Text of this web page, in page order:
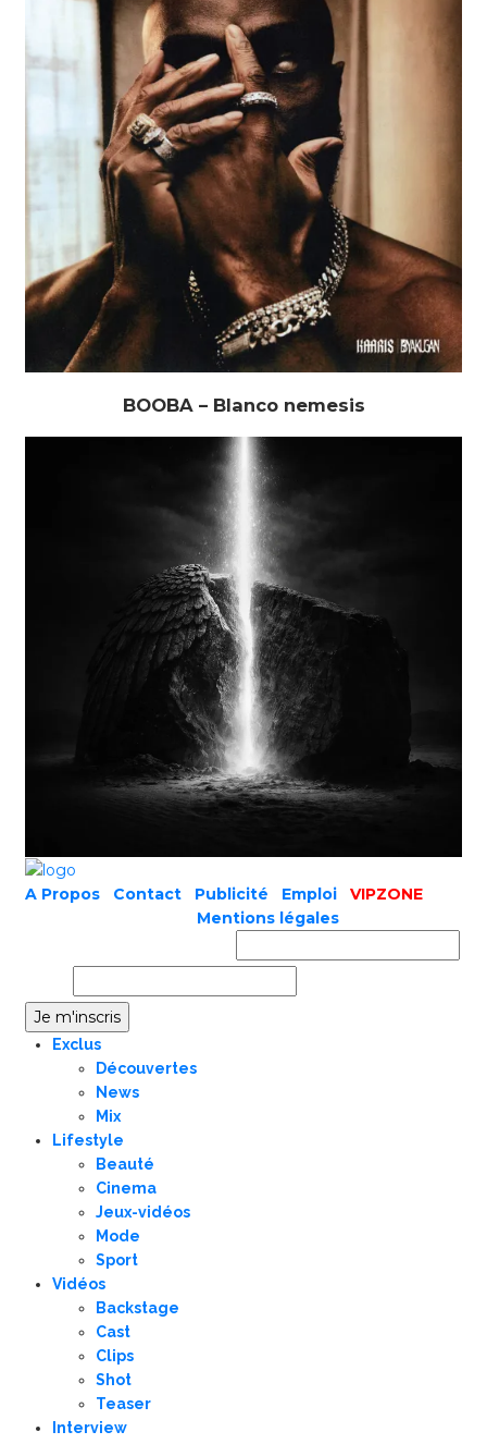
BOOBA – Blanco nemesis
A Propos Contact Publicité Emploi
VIPZONE
Mentions légales
Exclus
Découvertes
News
Mix
Lifestyle
Beauté
Cinema
Jeux-vidéos
Mode
Sport
Vidéos
Backstage
Cast
Clips
Shot
Teaser
Interview